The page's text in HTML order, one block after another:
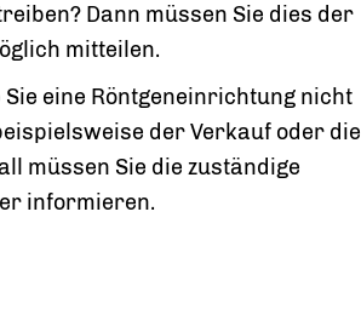
Dann müssen Sie dies der
mitteilen.
eine Röntgeneinrichtung nicht
der Verkauf oder die
müssen Sie die zuständige
informieren.